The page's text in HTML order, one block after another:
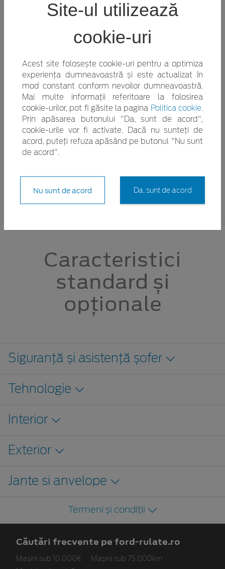
+ [GTBAB] Volan încălzit + [BY1AB] Scaune faţă
450.00 € [AGLAC] Pachet Familie + [CANAD]
deschiderii accidentale din interior + [BWCAJ]
Banchetă spate rabatabilă 60/40 cu cotieră
centrală şi suport pentru pahare plus deschidere
pentru schiuri spre portbagaj 250.00 € [AGNAC]
Pachet Parcare + [HNSAB] Sistem automat de
parcare + [HLLAD] Blind Spot Monitor & Cross
Traffic Alert cu sistem activ de frânare + [J3KAR]
Cameră video spate cu unghi de 180 de grade +
Caracteristici
standard și
opționale
Siguranță și asistență șofer
Tehnologie
Interior
Exterior
Jante si anvelope
Termeni și condiții
Căutări frecvente pe ford-rulate.ro
Mașini sub 10.000€
Mașini sub 75.000km
Site-ul utilizează
cookie-uri
Acest site folosește cookie-uri pentru a optimiza
experiența dumneavoastră și este actualizat în
mod constant conform nevoilor dumneavoastră.
Mai multe informații referitoare la folosirea
cookie-urilor, pot fi găsite la pagina Politica cookie.
Prin apăsarea butonului "Da, sunt de acord",
cookie-urile vor fi activate. Dacă nu sunteți de
acord, puteți refuza apăsând pe butonul "Nu sunt
de acord".
Nu sunt de acord Da, sunt de acord